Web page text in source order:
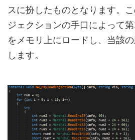
スに扮したものとなります。
ジェクションの手口によって
をメモリ上にロードし、当該
します。